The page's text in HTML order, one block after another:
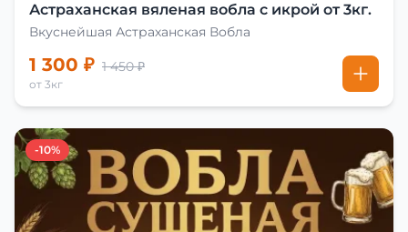
Астраханская вяленая вобла с икрой от 3кг.
Вкуснейшая Астраханская Вобла
1 300 ₽ 1 450 ₽
от 3кг
-10%